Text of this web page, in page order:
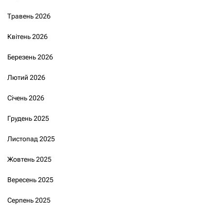
Травень 2026
Квітень 2026
Березень 2026
Лютий 2026
Січень 2026
Грудень 2025
Листопад 2025
Жовтень 2025
Вересень 2025
Серпень 2025